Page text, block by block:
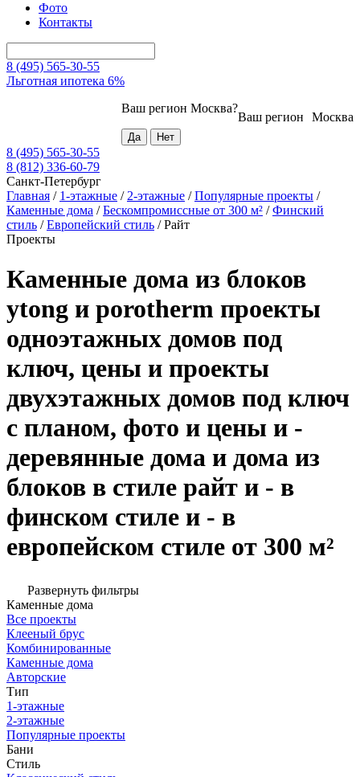
Фото
Контакты
8 (495) 565-30-55
Льготная ипотека 6%
Москва
Ваш регион
Ваш регион Москва?
8 (495) 565-30-55
8 (812) 336-60-79
Санкт-Петербург
Главная / 1-этажные / 2-этажные /Популярные проекты /
Каменные дома /Бескомпромиссные от 300 м² /Финский
стиль /Европейский стиль /Райт
Проекты
Каменные дома из блоков
ytong и porotherm проекты
одноэтажных домов под
ключ, цены и проекты
двухэтажных домов под ключ
с планом, фото и цены и -
деревянные дома и дома из
блоков в стиле райт и - в
финском стиле и - в
европейском стиле от 300 м²
Развернуть фильтры
Каменные дома
Все проекты
Клееный брус
Комбинированные
Каменные дома
Авторские
Тип
1-этажные
2-этажные
Популярные проекты
Бани
Стиль